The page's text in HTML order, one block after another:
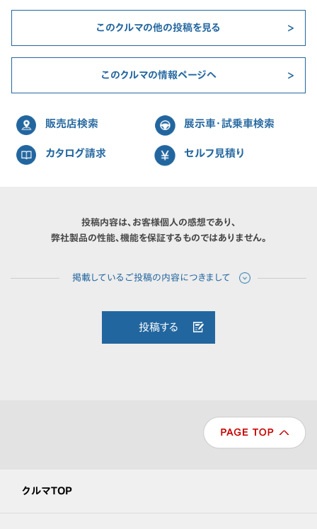
このクルマの他の投稿を見る
このクルマの情報ページへ
販売店検索 展示車・試乗車検索
カタログ請求 セルフ見積り
投稿内容は、お客様個人の感想であり、
弊社製品の性能、機能を保証するものではありません。
投稿する
クルマTOP